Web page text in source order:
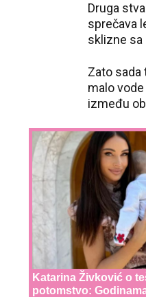
Druga
sprečava
sklizne sa
Zato
malo
između
Katarina Živković o
potomstvo: